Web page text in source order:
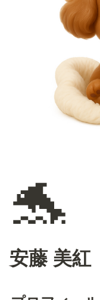
🐬
安藤 美紅